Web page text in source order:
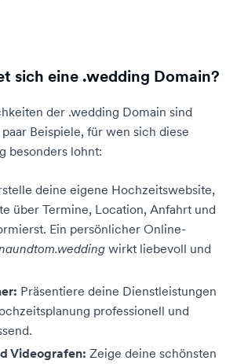
sich eine .wedding Domain?
der .wedding Domain sind
Beispiele, für wen sich diese
besonders lohnt:
deine eigene Hochzeitswebsite,
über Termine, Location, Anfahrt und
Ein persönlicher Online-
wirkt liebevoll und
Präsentiere deine Dienstleistungen
professionell und
Videografen: Zeige deine schönsten